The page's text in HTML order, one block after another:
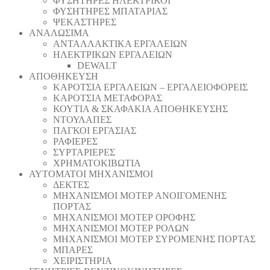
ΦΥΣΗΤΗΡΕΣ ΜΠΑΤΑΡΙΑΣ
ΨΕΚΑΣΤΗΡΕΣ
ΑΝΑΛΩΣΙΜΑ
ΑΝΤΑΛΛΑΚΤΙΚΑ ΕΡΓΑΛΕΙΩΝ
ΗΛΕΚΤΡΙΚΩΝ ΕΡΓΑΛΕΙΩΝ
DEWALT
ΑΠΟΘΗΚΕΥΣΗ
ΚΑΡΟΤΣΙΑ ΕΡΓΑΛΕΙΩΝ – ΕΡΓΑΛΕΙΟΦΟΡΕΙΣ
ΚΑΡΟΤΣΙΑ ΜΕΤΑΦΟΡΑΣ
ΚΟΥΤΙΑ & ΣΚΑΦΑΚΙΑ ΑΠΟΘΗΚΕΥΣΗΣ
ΝΤΟΥΛΑΠΕΣ
ΠΑΓΚΟΙ ΕΡΓΑΣΙΑΣ
ΡΑΦΙΕΡΕΣ
ΣΥΡΤΑΡΙΕΡΕΣ
ΧΡΗΜΑΤΟΚΙΒΩΤΙΑ
ΑΥΤΟΜΑΤΟΙ ΜΗΧΑΝΙΣΜΟΙ
ΔΕΚΤΕΣ
ΜΗΧΑΝΙΣΜΟΙ ΜΟΤΕΡ ΑΝΟΙΓΟΜΕΝΗΣ
ΠΟΡΤΑΣ
ΜΗΧΑΝΙΣΜΟΙ ΜΟΤΕΡ ΟΡΟΦΗΣ
ΜΗΧΑΝΙΣΜΟΙ ΜΟΤΕΡ ΡΟΛΩΝ
ΜΗΧΑΝΙΣΜΟΙ ΜΟΤΕΡ ΣΥΡΟΜΕΝΗΣ ΠΟΡΤΑΣ
ΜΠΑΡΕΣ
ΧΕΙΡΙΣΤΗΡΙΑ